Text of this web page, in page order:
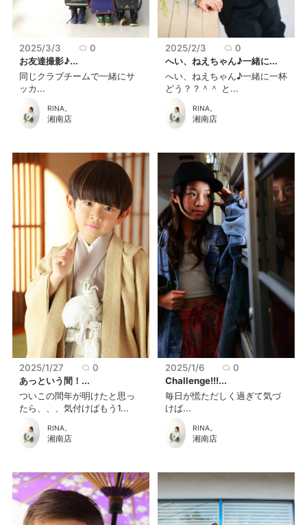
2025/3/3
0
お友達撮影♪...
同じクラブチームで一緒にサ
ッカ...
RINA。
湘南店
2025/2/3
0
へい、ねえちゃん♪一緒に...
へい、ねえちゃん♪一緒に一杯
どう？？＾＾ と...
RINA。
湘南店
2025/1/27
0
あっという間！...
ついこの間年が明けたと思っ
たら、、、気付けばもう1...
RINA。
湘南店
2025/1/6
0
Ⅽhallenge!!!...
毎日が慌ただしく過ぎて気づ
けば...
RINA。
湘南店